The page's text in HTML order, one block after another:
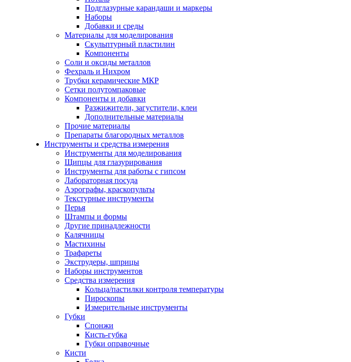
Подглазурные карандаши и маркеры
Наборы
Добавки и среды
Материалы для моделирования
Скульптурный пластилин
Компоненты
Соли и оксиды металлов
Фехраль и Нихром
Трубки керамические МКР
Сетки полутомпаковые
Компоненты и добавки
Разжижители, загустители, клеи
Дополнительные материалы
Прочие материалы
Препараты благородных металлов
Инструменты и средства измерения
Инструменты для моделирования
Щипцы для глазурирования
Инструменты для работы с гипсом
Лабораторная посуда
Аэрографы, краскопульты
Текстурные инструменты
Перья
Штампы и формы
Другие принадлежности
Калячницы
Мастихины
Трафареты
Экструдеры, шприцы
Наборы инструментов
Средства измерения
Кольца/пастилки контроля температуры
Пироскопы
Измерительные инструменты
Губки
Спонжи
Кисть-губка
Губки оправочные
Кисти